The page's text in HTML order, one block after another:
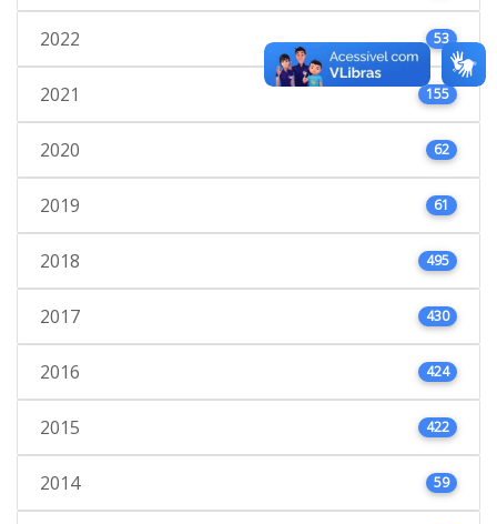
2022 53
2021 155
2020 62
2019 61
2018 495
2017 430
2016 424
2015 422
2014 59